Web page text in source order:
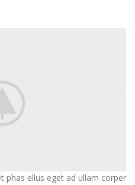
phas ellus eget ad ullam corper